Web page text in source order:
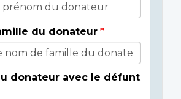
du donateur
donateur avec le défunt